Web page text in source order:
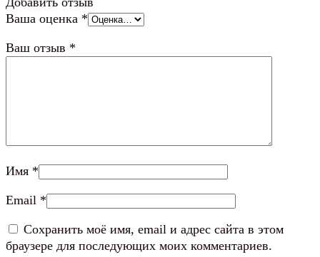
Ваша оценка *
Ваш отзыв *
Имя *
Email *
Сохранить моё имя, email и адрес сайта в этом
браузере для последующих моих комментариев.